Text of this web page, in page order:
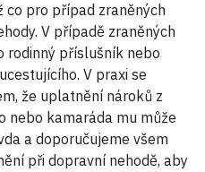
pro případ zraněných
V případě zraněných
rodinný příslušník nebo
V praxi se
že uplatnění nároků z
nebo kamaráda mu může
a doporučujeme všem
při dopravní nehodě, aby